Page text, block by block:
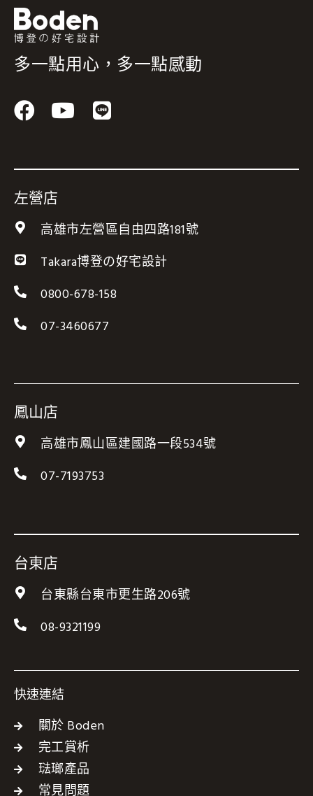
多一點用心，多一點感動
F
a
e
b
o
o
k
Y
t
e
L
e
左營店
高雄市左營區自由四路181號
Takara博登の好宅設計
0800-678-158
07-3460677
鳳山店
高雄市鳳山區建國路一段534號
07-7193753
台東店
台東縣台東市更生路206號
08-9321199
快速連結
關於 Boden
完工賞析
琺瑯產品
常見問題